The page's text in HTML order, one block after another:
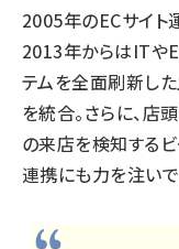
2005年のECサイト
2013年からはITや
テムを全面刷新し
を統合。さらに、
の来店を検知する
連携にも力を注いで